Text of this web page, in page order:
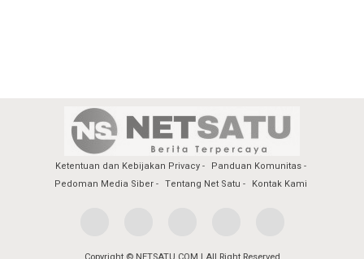
Ketentuan dan Kebijakan Privacy
Panduan Komunitas
Pedoman Media Siber
Tentang Net Satu Kontak Kami